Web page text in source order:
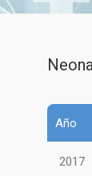
Año
2017